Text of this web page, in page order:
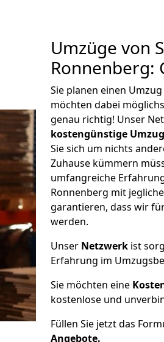
Umzüge von
Ronnenberg:
Sie planen einen
möchten dabei
genau richtig! Unser
kostengünstige
Sie sich um nichts
Zuhause kümmern
umfangreiche
Ronnenberg mit
garantieren, dass wir
werden.
Unser Netzwerk ist
Erfahrung im
Sie möchten eine
kostenlose und
Füllen Sie jetzt das
Angebote.